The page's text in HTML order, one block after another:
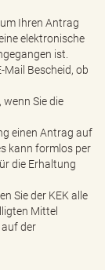
Ihren Antrag
elektronische
ist.
Mail Bescheid, ob
Sie die
einen Antrag auf
kann formlos per
die Erhaltung
Sie der KEK alle
Mittel
der